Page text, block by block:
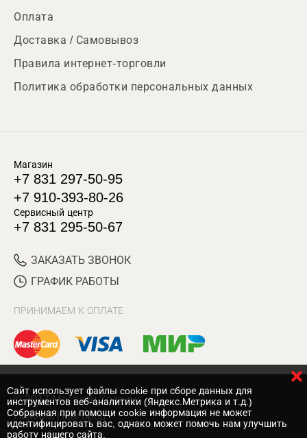
Оплата
Доставка / Самовывоз
Правила интернет-торговли
Политика обработки персональных данных
Магазин
+7 831 297-50-95
+7 910-393-80-26
Сервисный центр
+7 831 295-50-67
ЗАКАЗАТЬ ЗВОНОК
ГРАФИК РАБОТЫ
ПРИНИМАЕМ К ОПЛАТЕ
© 2017 Магазин Хозяин
Нижний Новгород
Cайт использует файлы cookie при сборе данных для
инструментов веб-аналитики (Яндекс.Метрика и т.д.)
Собранная при помощи cookie информация не может
идентифицировать вас, однако может помочь нам улучшить
работу нашего сайта.